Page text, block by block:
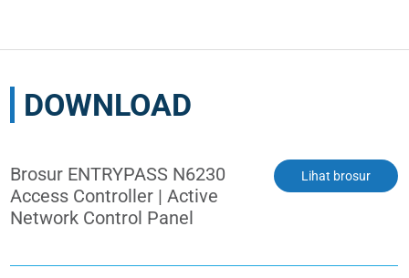
DOWNLOAD
Brosur ENTRYPASS N6230
Access Controller | Active
Network Control Panel
Lihat brosur